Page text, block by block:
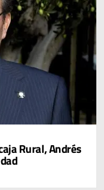
Rural, Andrés